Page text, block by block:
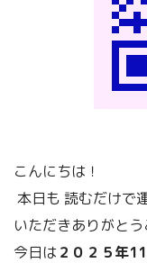
こんにちは！
本日も 読むだけで
いただきありがとう
今日は２０２５年